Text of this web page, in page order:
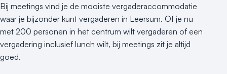
Bij meetings vind je de mooiste vergaderaccommodatie
waar je bijzonder kunt vergaderen in Leersum. Of je nu
met 200 personen in het centrum wilt vergaderen of een
vergadering inclusief lunch wilt, bij meetings zit je altijd
goed.